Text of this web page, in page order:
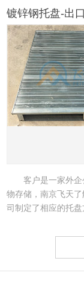
镀锌钢托盘-出
客户是一家外
物存储，南京飞天
司制定了相应的托盘